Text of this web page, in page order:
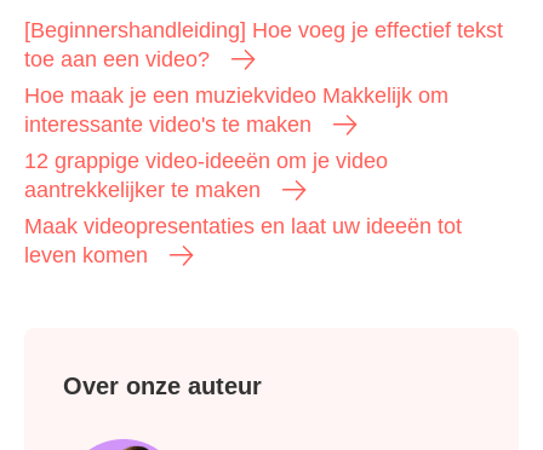
[Beginnershandleiding] Hoe voeg je effectief tekst
toe aan een video?
Hoe maak je een muziekvideo Makkelijk om
interessante video's te maken
12 grappige video-ideeën om je video
aantrekkelijker te maken
Maak videopresentaties en laat uw ideeën tot
leven komen
Over onze auteur